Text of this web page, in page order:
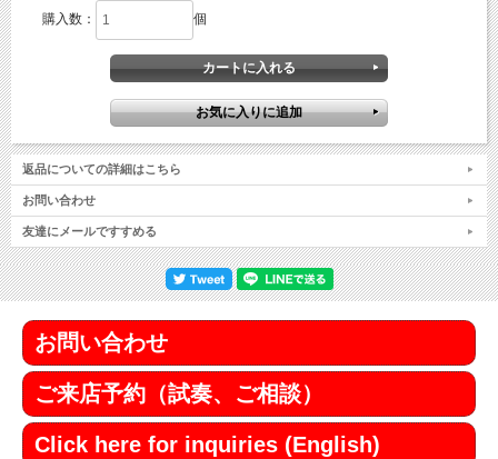
購入数： 個
返品についての詳細はこちら
お問い合わせ
友達にメールですすめる
お問い合わせ
ご来店予約（試奏、ご相談）
Click here for inquiries (English)